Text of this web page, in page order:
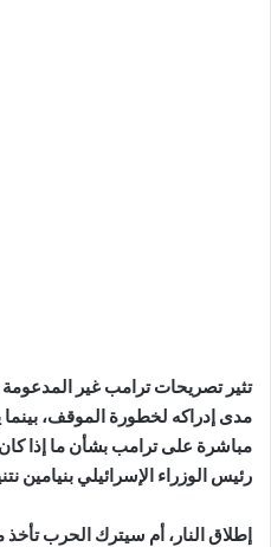
تثير تصريحات ترامب غير
مدى إدراكه لخطورة الموقف، بينما
مباشرة على ترامب بشأن ما إذا
رئيس الوزراء الإسرائيلي بنيامين
إطلاق النار، أم سيترك الحرب